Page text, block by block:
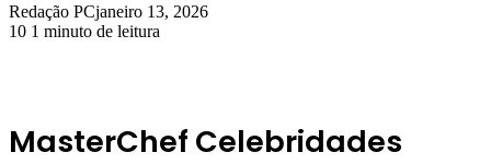
Redação PCjaneiro 13, 2026
10 1 minuto de leitura
MasterChef Celebridades